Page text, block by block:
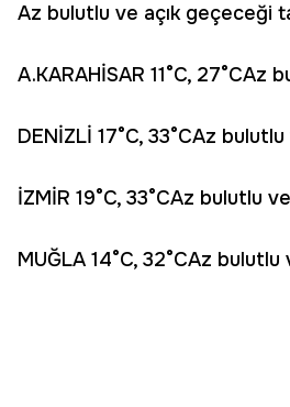
Az bulutlu ve açık geçeceği
A.KARAHİSAR 11°C, 27°CAz
DENİZLİ 17°C, 33°CAz bulutlu
İZMİR 19°C, 33°CAz bulutlu
MUĞLA 14°C, 32°CAz bulutlu